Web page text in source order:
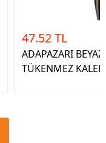
47.52 TL
ADAPAZARI
TÜKENMEZ